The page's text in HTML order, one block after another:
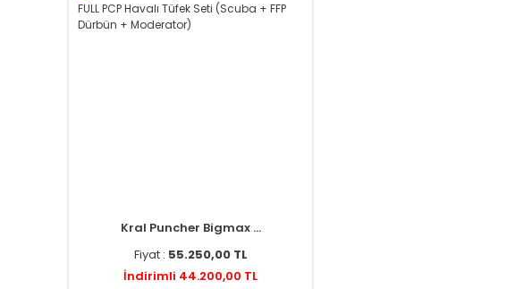
Kral Puncher Bigmax ...
Fiyat : 55.250,00 TL
İndirimli 44.200,00 TL